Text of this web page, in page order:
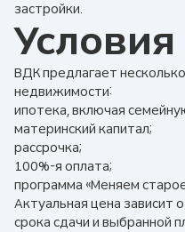
застройки.
ВДК предлагает
недвижимости:
ипотека, включая
материнский капитал;
рассрочка;
100%-я оплата;
программа «Меняем
Актуальная цена зависит
срока сдачи и выбранной